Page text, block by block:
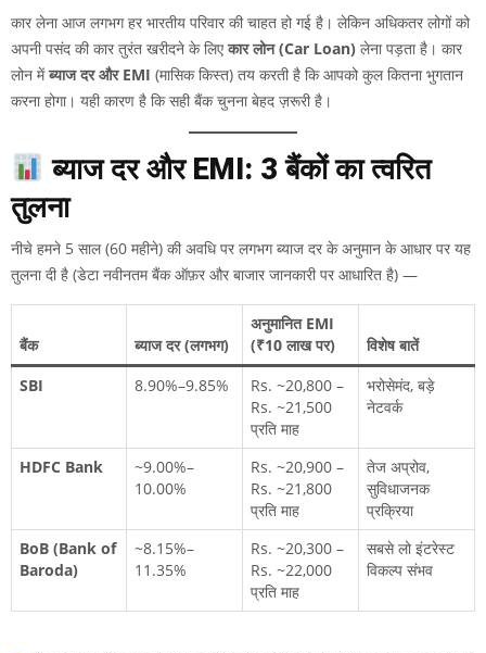
कार लेना आज लगभग हर भारतीय परिवार की चाहत हो गई है। लेकिन अधिकतर लोगों को
अपनी पसंद की कार तुरंत खरीदने के लिएकार लोन (Car Loan) लेना पड़ता है। कार
लोन मेंब्याज दर और EMI (मासिक किस्त) तय करती है कि आपको कुल कितना भुगतान
करना होगा। यही कारण है कि सही बैंक चुनना बेहद ज़रूरी है।
ब्याज दर और EMI: 3 बैंकों का त्वरित
तुलना
नीचे हमने 5 साल (60 महीने) की अवधि पर लगभग ब्याज दर के अनुमान के आधार पर यह
तुलना दी है (डेटा नवीनतम बैंक ऑफ़र और बाजार जानकारी पर आधारित है) —
बैंक ब्याज दर (लगभग)
अनुमानित EMI
(₹10 लाख पर)
विशेष बातें
SBI
8.90%–9.85%
Rs. ~20,800 –
Rs. ~21,500
प्रति माह
भरोसेमंद, बड़े
नेटवर्क
HDFC Bank
~9.00%–
10.00%
Rs. ~20,900 –
Rs. ~21,800
प्रति माह
तेज अप्रोव,
सुविधाजनक
प्रक्रिया
BoB (Bank of
Baroda)
~8.15%–
11.35%
Rs. ~20,300 –
Rs. ~22,000
प्रति माह
सबसे लो इंटरेस्ट
विकल्प संभव